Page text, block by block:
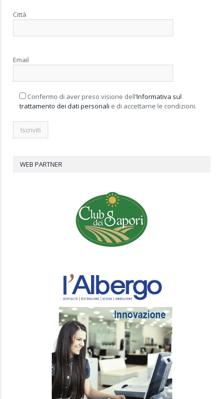
Città
Email
Confermo di aver preso visione dell’Informativa sul
trattamento dei dati personali e di accettarne le condizioni.
WEB PARTNER